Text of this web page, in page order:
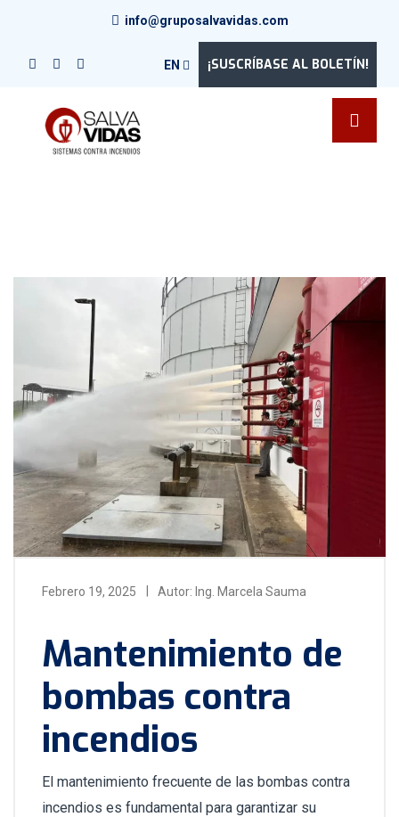
info@gruposalvavidas.com
EN ¡SUSCRÍBASE AL BOLETÍN!
Febrero 19, 2025 Autor: Ing. Marcela Sauma
Mantenimiento de
bombas contra
incendios
El mantenimiento frecuente de las bombas contra
incendios es fundamental para garantizar su